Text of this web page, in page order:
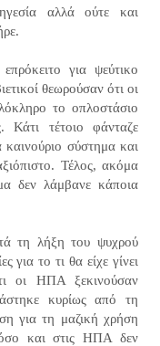
αλλά ούτε και
για ψεύτικο
θεωρούσαν ότι οι
το οπλοστάσιο
Κάτι τέτοιο φάνταζε
σύστημα και
Τέλος, ακόμα
δεν λάμβανε κάποια
τη λήξη του ψυχρού
για το τι θα είχε γίνει
οι ΗΠΑ ξεκινούσαν
κυρίως από τη
για τη μαζική χρήση
και στις ΗΠΑ δεν